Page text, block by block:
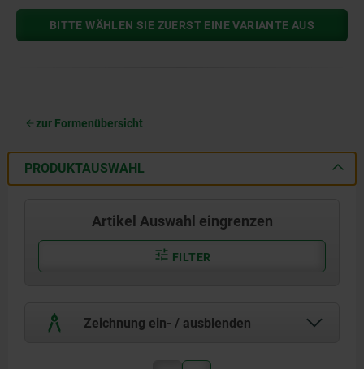
BITTE WÄHLEN SIE ZUERST EINE VARIANTE AUS
zur Formenübersicht
PRODUKTAUSWAHL
Artikel Auswahl eingrenzen
FILTER
Zeichnung ein- / ausblenden